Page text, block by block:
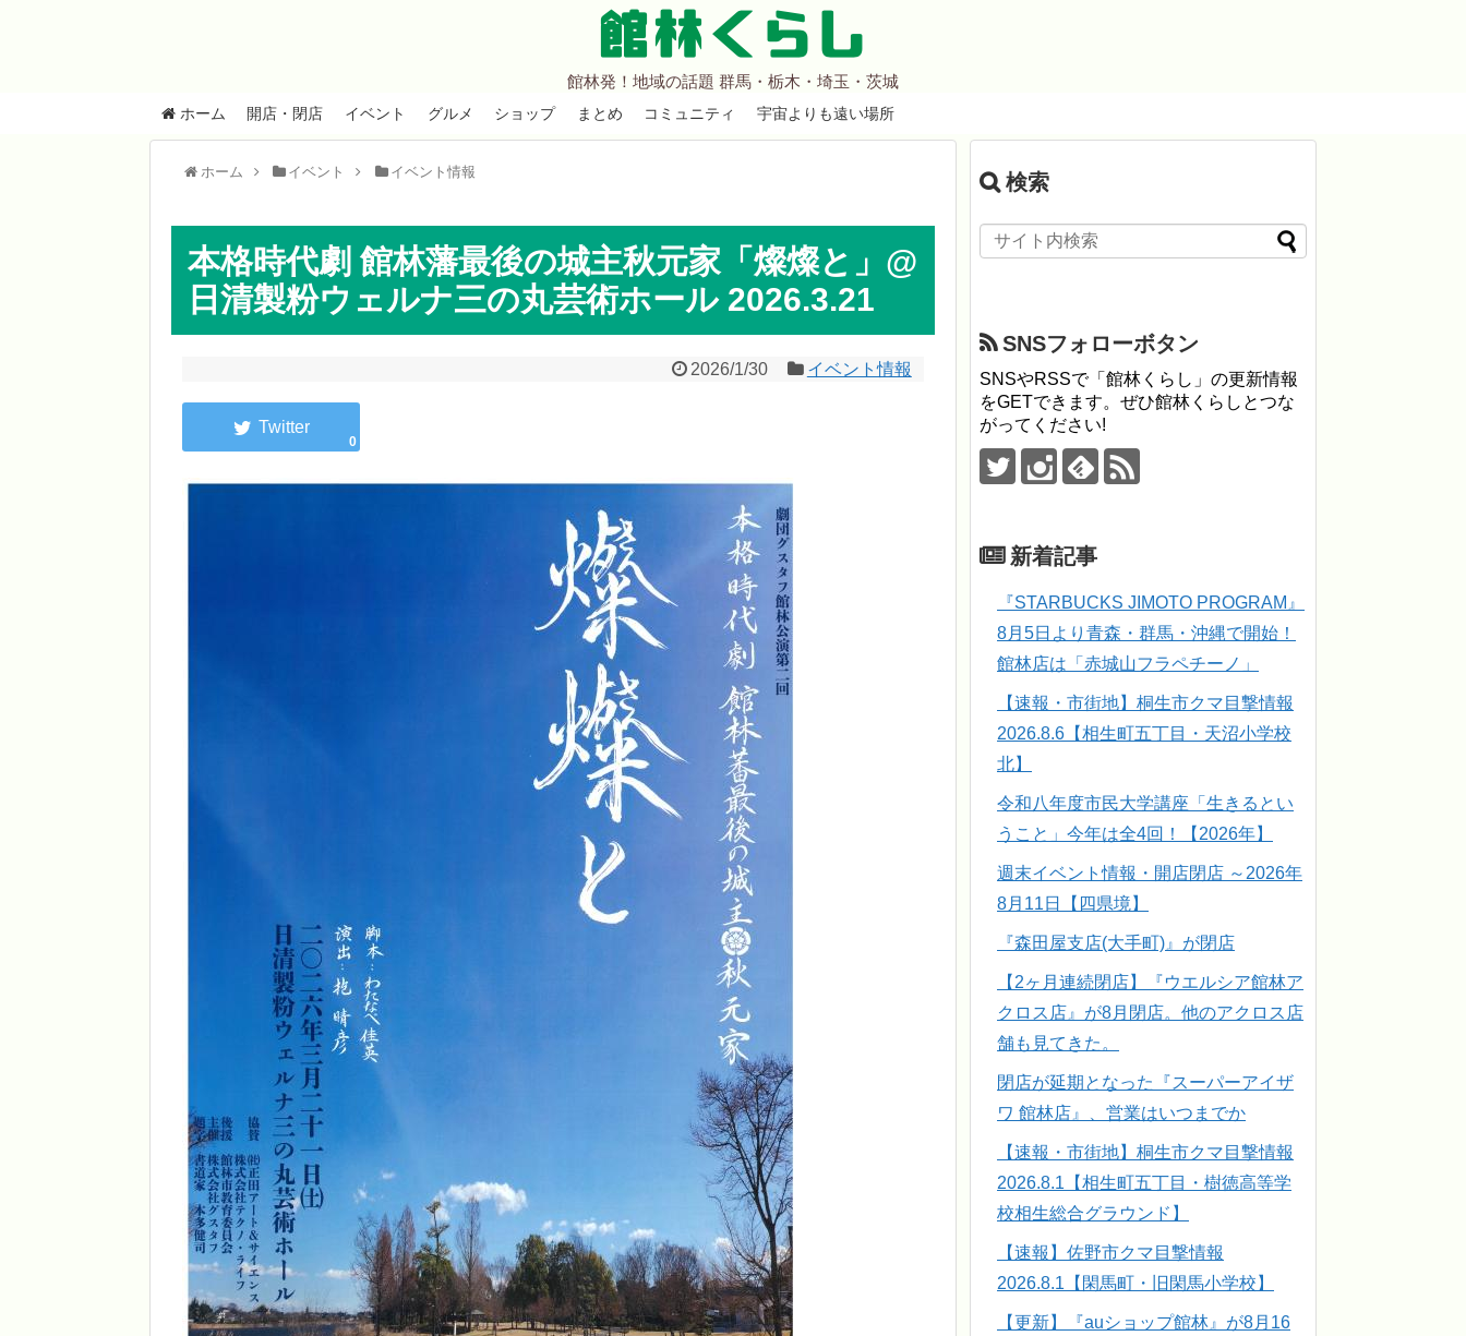
館林くらし
館林発！地域の話題 群馬・栃木・埼玉・茨城
ホーム 開店・閉店 イベント グルメ ショップ まとめ コミュニティ 宇宙よりも遠い場所
ホーム イベント イベント情報
本格時代劇 館林藩最後の城主秋元家「燦燦と」@
日清製粉ウェルナ三の丸芸術ホール 2026.3.21
2026/1/30 イベント情報
0
検索
SNSフォローボタン
SNSやRSSで「館林くらし」の更新情報
をGETできます。ぜひ館林くらしとつな
がってください!
新着記事
『STARBUCKS JIMOTO PROGRAM』
8月5日より青森・群馬・沖縄で開始！
館林店は「赤城山フラペチーノ」
【速報・市街地】桐生市クマ目撃情報
2026.8.6【相生町五丁目・天沼小学校
北】
令和八年度市民大学講座「生きるとい
うこと」今年は全4回！【2026年】
週末イベント情報・開店閉店 ～2026年
8月11日【四県境】
『森田屋支店(大手町)』が閉店
【2ヶ月連続閉店】『ウエルシア館林ア
クロス店』が8月閉店。他のアクロス店
舗も見てきた。
閉店が延期となった『スーパーアイザ
ワ 館林店』、営業はいつまでか
【速報・市街地】桐生市クマ目撃情報
2026.8.1【相生町五丁目・樹徳高等学
校相生総合グラウンド】
【速報】佐野市クマ目撃情報
2026.8.1【閑馬町・旧閑馬小学校】
【更新】『auショップ館林』が8月16